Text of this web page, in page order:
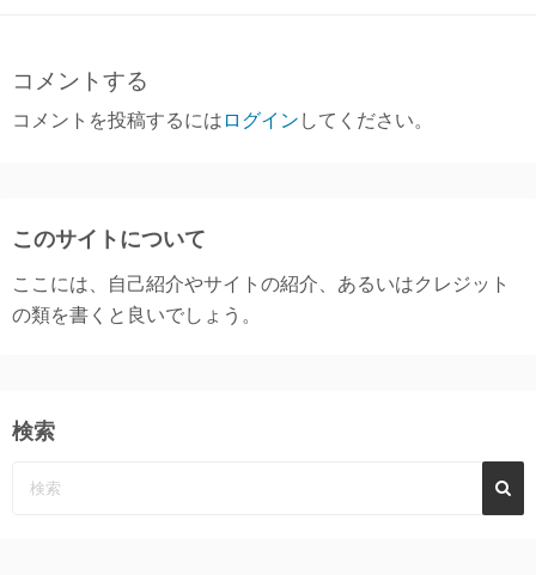
コメントする
コメントを投稿するには ログイン してください。
このサイトについて
ここには、自己紹介やサイトの紹介、あるいはクレジット
の類を書くと良いでしょう。
検索